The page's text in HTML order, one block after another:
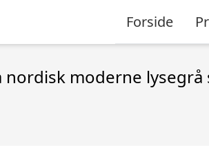
Forside
moderne